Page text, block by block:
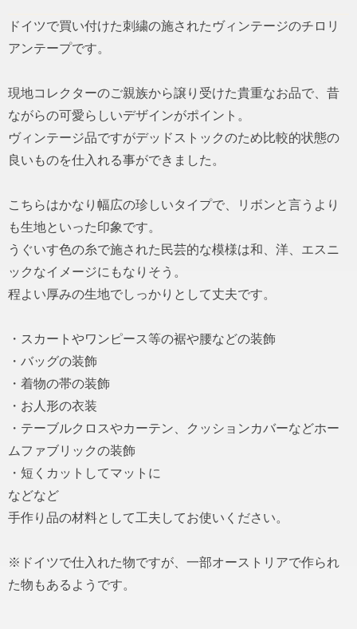
ドイツで買い付けた刺繍の施されたヴィンテージのチロリ
アンテープです。
現地コレクターのご親族から譲り受けた貴重なお品で、昔
ながらの可愛らしいデザインがポイント。
ヴィンテージ品ですがデッドストックのため比較的状態の
良いものを仕入れる事ができました。
こちらはかなり幅広の珍しいタイプで、リボンと言うより
も生地といった印象です。
うぐいす色の糸で施された民芸的な模様は和、洋、エスニ
ックなイメージにもなりそう。
程よい厚みの生地でしっかりとして丈夫です。
・スカートやワンピース等の裾や腰などの装飾
・バッグの装飾
・着物の帯の装飾
・お人形の衣装
・テーブルクロスやカーテン、クッションカバーなどホー
ムファブリックの装飾
・短くカットしてマットに
などなど
手作り品の材料として工夫してお使いください。
※ドイツで仕入れた物ですが、一部オーストリアで作られ
た物もあるようです。